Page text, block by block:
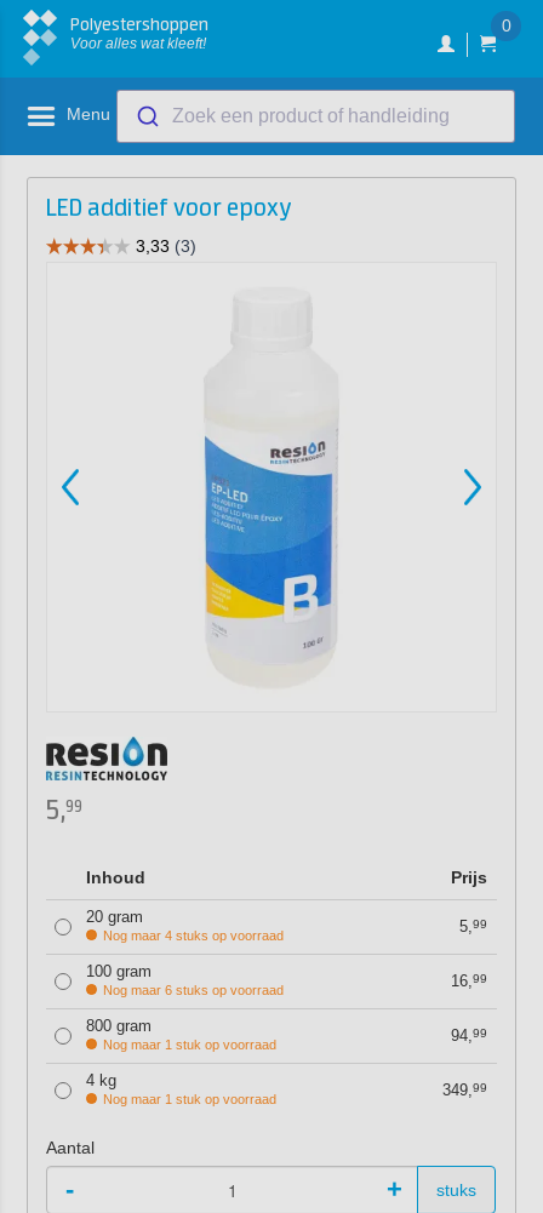
Polyestershoppen
Voor alles wat kleeft!
0
Menu Zoek een product of handleiding
LED additief voor epoxy
5,99
Inhoud Prijs
20 gram
Nog maar 4 stuks op voorraad 5,99
100 gram
Nog maar 6 stuks op voorraad 16,99
800 gram
Nog maar 1 stuk op voorraad 94,99
4 kg
Nog maar 1 stuk op voorraad 349,99
Aantal
- + stuks